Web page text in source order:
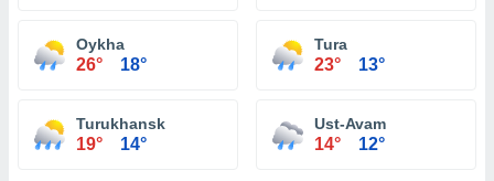
Oykha
26° 18°
Tura
23° 13°
Turukhansk
19° 14°
Ust-Avam
14° 12°